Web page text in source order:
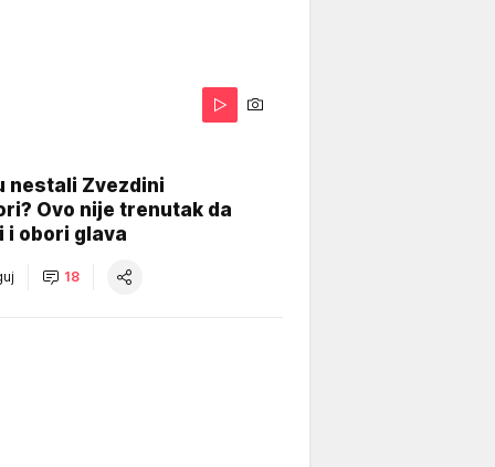
nestali Zvezdini
Ovo nije trenutak da
i obori glava
18